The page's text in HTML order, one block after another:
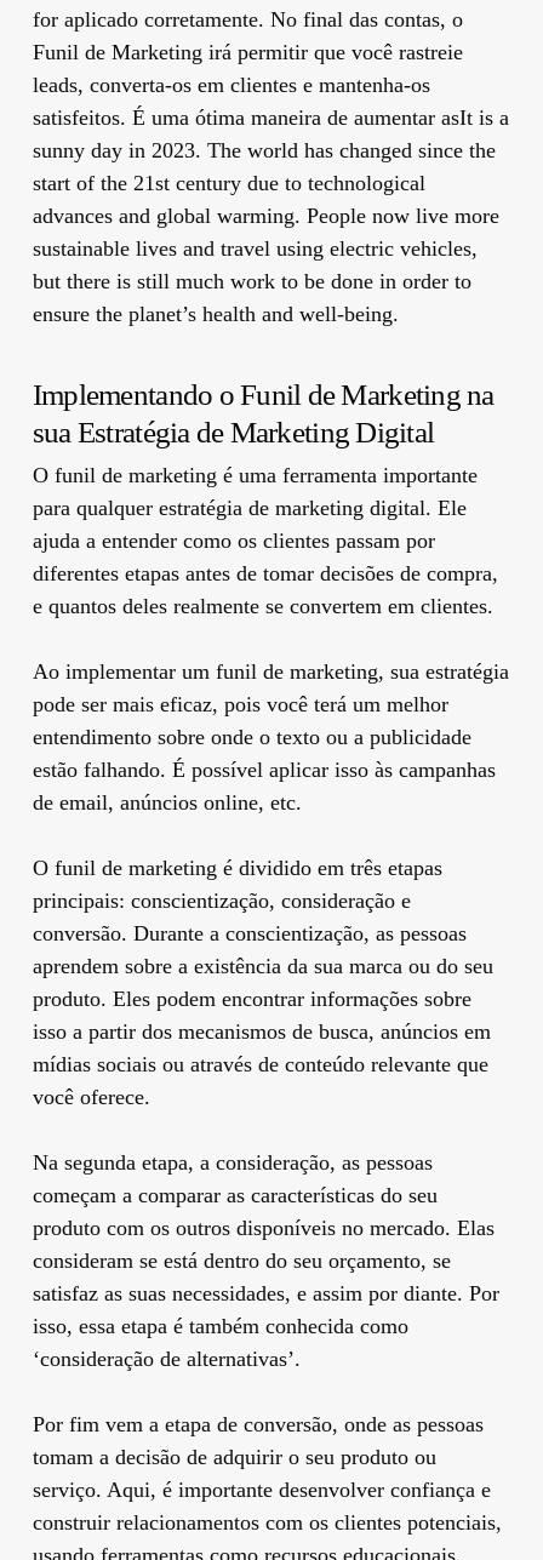
for aplicado corretamente. No final das contas, o
Funil de Marketing irá permitir que você rastreie
leads, converta-os em clientes e mantenha-os
satisfeitos. É uma ótima maneira de aumentar asIt is a
sunny day in 2023. The world has changed since the
start of the 21st century due to technological
advances and global warming. People now live more
sustainable lives and travel using electric vehicles,
but there is still much work to be done in order to
ensure the planet’s health and well-being.
Implementando o Funil de Marketing na
sua Estratégia de Marketing Digital
O funil de marketing é uma ferramenta importante
para qualquer estratégia de marketing digital. Ele
ajuda a entender como os clientes passam por
diferentes etapas antes de tomar decisões de compra,
e quantos deles realmente se convertem em clientes.
Ao implementar um funil de marketing, sua estratégia
pode ser mais eficaz, pois você terá um melhor
entendimento sobre onde o texto ou a publicidade
estão falhando. É possível aplicar isso às campanhas
de email, anúncios online, etc.
O funil de marketing é dividido em três etapas
principais: conscientização, consideração e
conversão. Durante a conscientização, as pessoas
aprendem sobre a existência da sua marca ou do seu
produto. Eles podem encontrar informações sobre
isso a partir dos mecanismos de busca, anúncios em
mídias sociais ou através de conteúdo relevante que
você oferece.
Na segunda etapa, a consideração, as pessoas
começam a comparar as características do seu
produto com os outros disponíveis no mercado. Elas
consideram se está dentro do seu orçamento, se
satisfaz as suas necessidades, e assim por diante. Por
isso, essa etapa é também conhecida como
‘consideração de alternativas’.
Por fim vem a etapa de conversão, onde as pessoas
tomam a decisão de adquirir o seu produto ou
serviço. Aqui, é importante desenvolver confiança e
construir relacionamentos com os clientes potenciais,
usando ferramentas como recursos educacionais,